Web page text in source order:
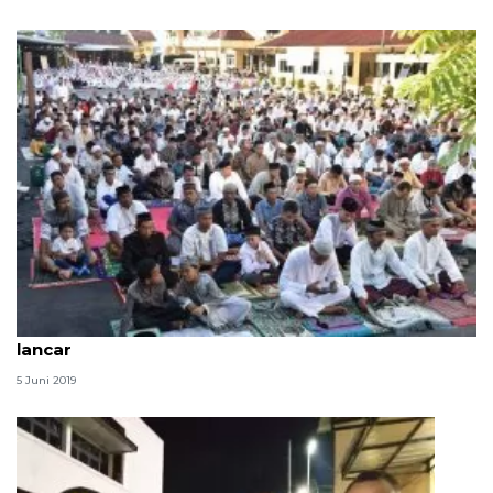
Polda Papua klaim shalat id berjalan aman dan
lancar
5 Juni 2019